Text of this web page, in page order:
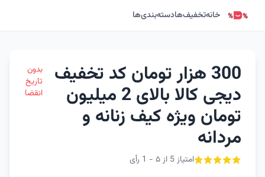
خانهتخفیف‌هادسته‌بندی‌ها
300 هزار تومان کد تخفیف
دیجی کالا بالای 2 میلیون
تومان ویژه کیف زنانه و
مردانه
امتیاز 5 از ۵ - 1 رأی
بدون
تاریخ
انقضا